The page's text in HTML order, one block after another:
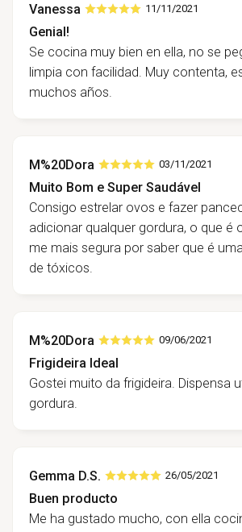
Vanessa 11/11/2021
Genial!
Se cocina muy bien en ella, no se
limpia con facilidad. Muy contenta,
muchos años.
M%20Dora 03/11/2021
Muito Bom e Super Saudável
Consigo estrelar ovos e fazer
adicionar qualquer gordura, o que é
me mais segura por saber que é
de tóxicos.
M%20Dora 09/06/2021
Frigideira Ideal
Gostei muito da frigideira. Dispensa
gordura.
Gemma D.S. 26/05/2021
Buen producto
Me ha gustado mucho, con ella